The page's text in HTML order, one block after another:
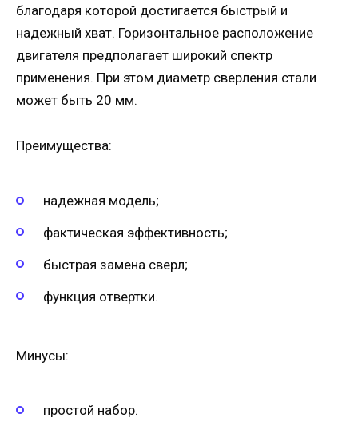
благодаря которой достигается быстрый и
надежный хват. Горизонтальное расположение
двигателя предполагает широкий спектр
применения. При этом диаметр сверления стали
может быть 20 мм.
Преимущества:
надежная модель;
фактическая эффективность;
быстрая замена сверл;
функция отвертки.
Минусы:
простой набор.